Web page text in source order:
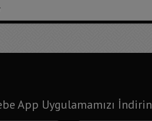
App Uygulamamızı İndirin